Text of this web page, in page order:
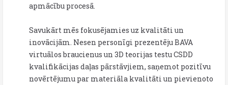
apmācību procesā.
Savukārt mēs fokusējamies uz kvalitāti un
inovācijām. Nesen personīgi prezentēju BAVA
virtuālos braucienus un 3D teorijas testu CSDD
kvalifikācijas daļas pārstāvjiem, saņemot pozitīvu
novērtējumu par materiāla kvalitāti un pievienoto